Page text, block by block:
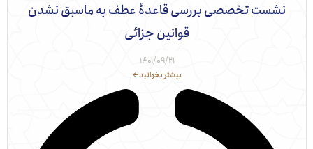
تخصصی بررسی قاعدۀ عطف به ماسبق نشدن
قوانین جزائی
۱۴۰۱/۰۹/۲۱
بیشتر بخوانید ←